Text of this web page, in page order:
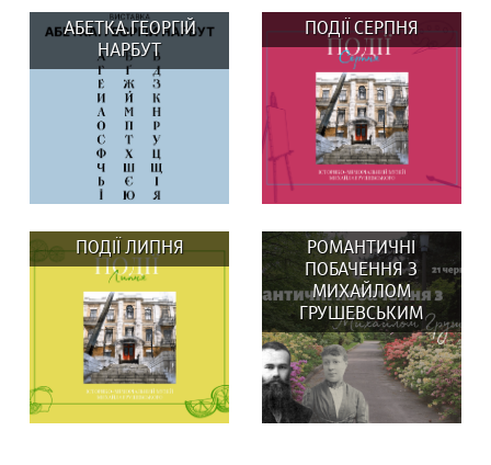
АБЕТКА.ГЕОРГІЙ
НАРБУТ
До Дня Незалежності
Музей Михайла
Грушевського та бренд...
ПОДІЇ СЕРПНЯ
ВИСТАВКИ: 29 та 30
серпня о 14:00
Вистав(к)а...
ПОДІЇ ЛИПНЯ
РОМАНТИЧНІ
ПОБАЧЕННЯ З
МИХАЙЛОМ
ГРУШЕВСЬКИМ